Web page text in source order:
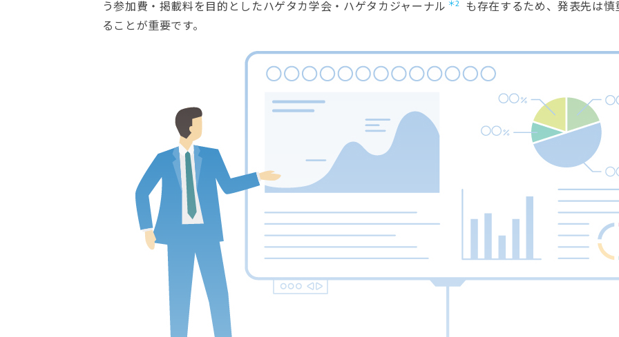
う参加費・掲載料を目的としたハゲタカ学会・ハゲタカジャーナル
2
も存在するため、発表先は慎
ることが重要です。